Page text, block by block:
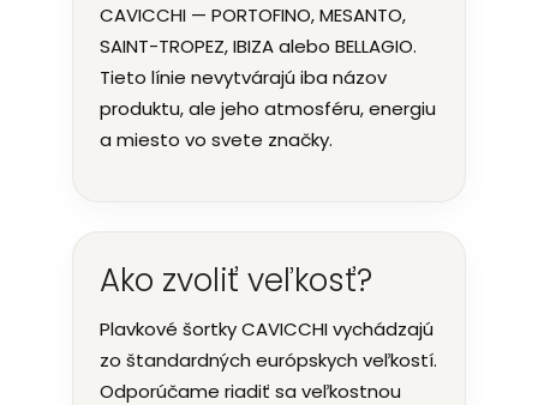
CAVICCHI — PORTOFINO, MESANTO,
SAINT-TROPEZ, IBIZA alebo BELLAGIO.
Tieto línie nevytvárajú iba názov
produktu, ale jeho atmosféru, energiu
a miesto vo svete značky.
Ako zvoliť veľkosť?
Plavkové šortky CAVICCHI vychádzajú
zo štandardných európskych veľkostí.
Odporúčame riadiť sa veľkostnou